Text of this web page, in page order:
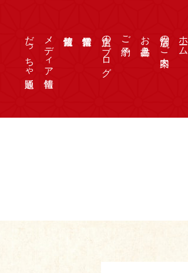
ホーム
店舗のご案内
お品書き
ご予約
店主のブログ
メディア情報
だっちゃ通販